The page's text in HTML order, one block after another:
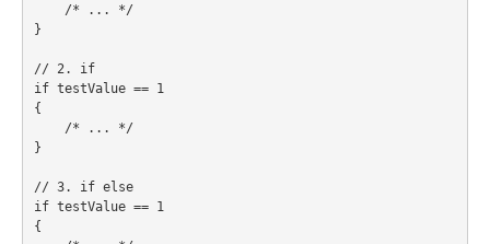
    /* ... */
}
// 2. if
if testValue == 1
{
    /* ... */
}
// 3. if else
if testValue == 1
{